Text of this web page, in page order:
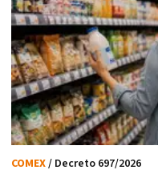
COMEX/ Decreto 697/2026